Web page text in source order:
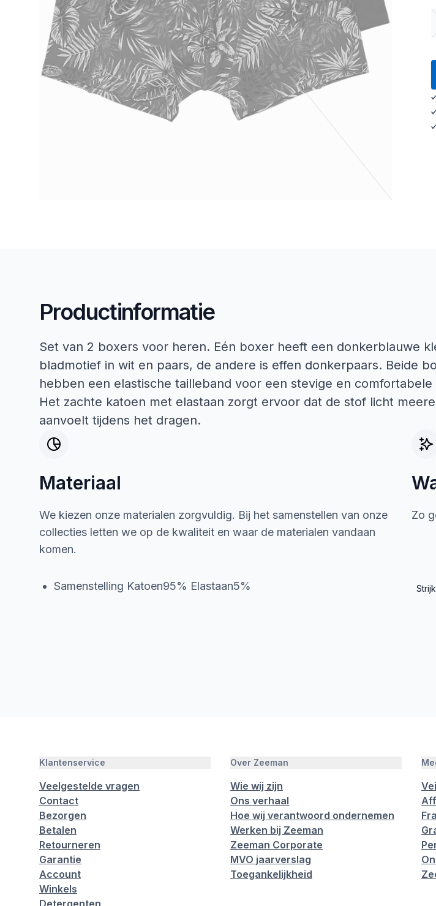
Productinformatie
Set van 2 boxers voor heren. Eén boxer heeft een donkerblauwe
bladmotief in wit en paars, de andere is effen donkerpaars. Beide
hebben een elastische tailleband voor een stevige en comfortabele
Het zachte katoen met elastaan zorgt ervoor dat de stof licht
aanvoelt tijdens het dragen.
Materiaal
We kiezen onze materialen zorgvuldig. Bij het samenstellen van onze
collecties letten we op de kwaliteit en waar de materialen vandaan
komen.
Samenstelling Katoen95% Elastaan5%
Zo
Klantenservice
Veelgestelde vragen
Contact
Bezorgen
Betalen
Retourneren
Garantie
Account
Winkels
Detergenten
Over Zeeman
Wie wij zijn
Ons verhaal
Hoe wij verantwoord ondernemen
Werken bij Zeeman
Zeeman Corporate
MVO jaarverslag
Toegankelijkheid